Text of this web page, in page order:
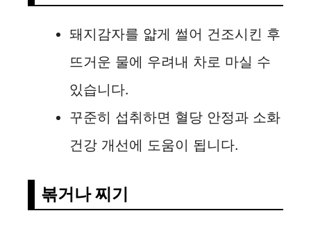
V
e
돼지감자를 얇게 썰어 건조시킨 후
뜨거운 물에 우려내 차로 마실 수
있습니다.
꾸준히 섭취하면 혈당 안정과 소화
건강 개선에 도움이 됩니다.
볶거나 찌기